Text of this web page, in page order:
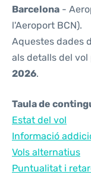
Barcelona -
l'Aeroport BCN).
Aquestes dades
als detalls del vol
2026.
Taula de
Estat del vol
Informació
Vols alternatius
Puntualitat i